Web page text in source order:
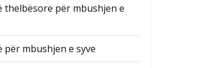
thelbësore për mbushjen e
për mbushjen e syve